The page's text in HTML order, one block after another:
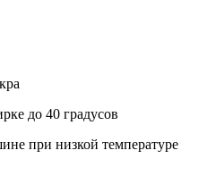
до 40 градусов
при низкой температуре